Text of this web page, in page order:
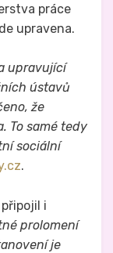
práce
upravena.
upravující
ústavů
že
To samé tedy
sociální
.
i
prolomení
je